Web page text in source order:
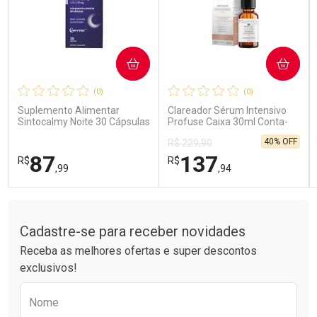
Comprar sem Desconto
Por R$ 85,99/cada
Comprar sem Desconto
Por R$ 85,99/cada
Comprar sem Desconto
Por R$ 59,58/cada
Comprar sem Desconto
Por R$ 59,58/cada
(0)
Suplemento Alimentar
Sintocalmy Noite 30 Cápsulas
R$87,99
COMPRAR
Laboratório
Por Menos
(0)
Clareador Sérum Intensivo
Profuse Caixa 30ml Conta-
R$ 229,90
R$137,94
40% OFF
COMPRAR
Laboratório
Por Menos
Cadastre-se para receber novidades
Receba as melhores ofertas e super descontos
exclusivos!
Nome